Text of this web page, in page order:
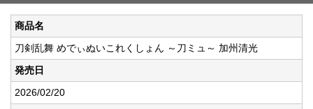
商品名
刀剣乱舞 めでぃぬいこれくしょん ～刀ミュ～ 加州清光
発売日
2026/02/20